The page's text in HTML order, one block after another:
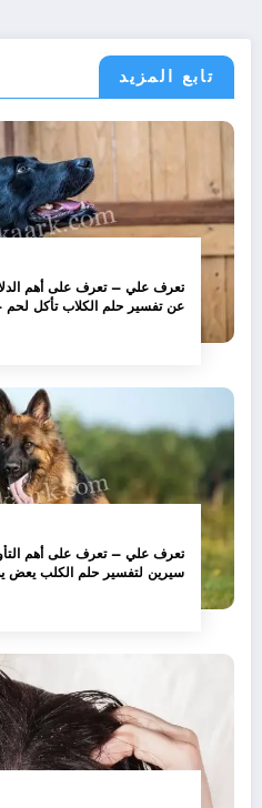
تابع المزيد
تعرف علي – تعرف على أهم
عن تفسير حلم الكلاب تأكل لحم
تعرف علي – تعرف على أهم
سيرين لتفسير حلم الكلب يعض